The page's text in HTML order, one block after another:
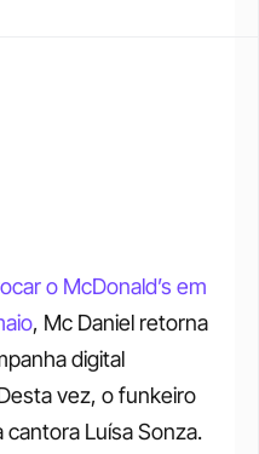
o McDonald’s em
, Mc Daniel retorna
digital
vez, o funkeiro
Luísa Sonza.